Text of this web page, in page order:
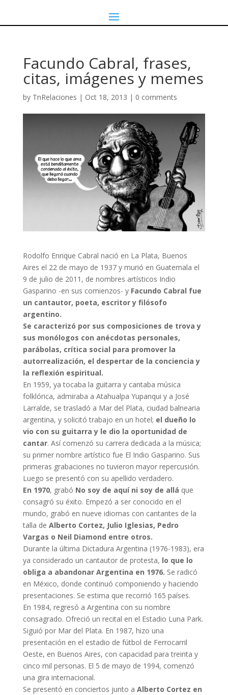
Facundo Cabral, frases,
citas, imágenes y memes
by TnRelaciones | Oct 18, 2013 | 0 comments
Rodolfo Enrique Cabral nació en La Plata, Buenos
Aires el 22 de mayo de 1937 y murió en Guatemala el
9 de julio de 2011, de nombres artísticos Indio
Gasparino -en sus comienzos- y Facundo Cabral fue
un cantautor, poeta, escritor y filósofo
argentino.
Se caracterizó por sus composiciones de trova y
sus monólogos con anécdotas personales,
parábolas, crítica social para promover la
autorrealización, el despertar de la conciencia y
la reflexión espiritual.
En 1959, ya tocaba la guitarra y cantaba música
folklórica, admiraba a Atahualpa Yupanqui y a José
Larralde, se trasladó a Mar del Plata, ciudad balnearia
argentina, y solicitó trabajo en un hotel; el dueño lo
vio con su guitarra y le dio la oportunidad de
cantar. Así comenzó su carrera dedicada a la música;
su primer nombre artístico fue El Indio Gasparino. Sus
primeras grabaciones no tuvieron mayor repercusión.
Luego se presentó con su apellido verdadero.
En 1970, grabó No soy de aquí ni soy de allá que
consagró su éxito. Empezó a ser conocido en el
mundo, grabó en nueve idiomas con cantantes de la
talla de Alberto Cortez, Julio Iglesias, Pedro
Vargas o Neil Diamond entre otros.
Durante la última Dictadura Argentina (1976-1983), era
ya considerado un cantautor de protesta, lo que lo
obliga a abandonar Argentina en 1976. Se radicó
en México, donde continuó componiendo y haciendo
presentaciones. Se estima que recorrió 165 países.
En 1984, regresó a Argentina con su nombre
consagrado. Ofreció un recital en el Estadio Luna Park.
Siguió por Mar del Plata. En 1987, hizo una
presentación en el estadio de fútbol de Ferrocarril
Oeste, en Buenos Aires, con capacidad para treinta y
cinco mil personas. El 5 de mayo de 1994, comenzó
una gira internacional.
Se presentó en conciertos junto a Alberto Cortez en